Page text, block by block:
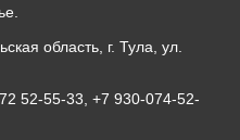
область, г. Тула, ул.
52-55-33, +7 930-074-52-